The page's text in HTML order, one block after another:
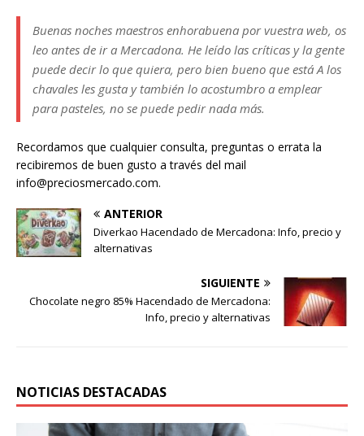
Buenas noches maestros enhorabuena por vuestra web, os
leo antes de ir a Mercadona. He leído las críticas y la gente
puede decir lo que quiera, pero bien bueno que está A los
chavales les gusta y también lo acostumbro a emplear
para pasteles, no se puede pedir nada más.
Recordamos que cualquier consulta, preguntas o errata la
recibiremos de buen gusto a través del mail
info@preciosmercado.com.
ANTERIOR
Diverkao Hacendado de Mercadona: Info, precio y
alternativas
SIGUIENTE
Chocolate negro 85% Hacendado de Mercadona:
Info, precio y alternativas
NOTICIAS DESTACADAS